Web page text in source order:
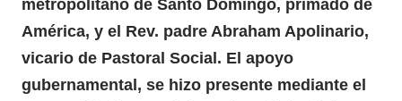
metropolitano de Santo Domingo, primado de
América, y el Rev. padre Abraham Apolinario,
vicario de Pastoral Social. El apoyo
gubernamental, se hizo presente mediante el